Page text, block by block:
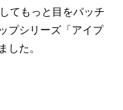
てもっと目をパッチ
プシリーズ「アイプ
た。